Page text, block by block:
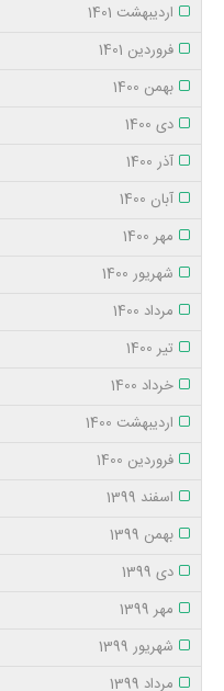
اردیبهشت 1401
فروردین 1401
بهمن 1400
دی 1400
آذر 1400
آبان 1400
مهر 1400
شهریور 1400
مرداد 1400
تیر 1400
خرداد 1400
اردیبهشت 1400
فروردین 1400
اسفند 1399
بهمن 1399
دی 1399
مهر 1399
شهریور 1399
مرداد 1399